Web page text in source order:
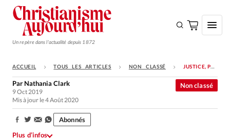
Un repère dans l'actualité depuis 1872
S'ABONNER
Monde
Opinions
ACCUEIL TOUS LES ARTICLES NON CLASSÉ JUSTICE, PAIX ET JOIE: LES CLÉS D’UNE VIE FLORISSANTE
Non classé
Par Nathania Clark
9 Oct 2019
Mis à jour le 4 Août 2020
Partager:
Abonnés
Plus d’infos